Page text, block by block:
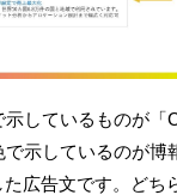
示しているものが「
示しているのが博
広告文です。どち